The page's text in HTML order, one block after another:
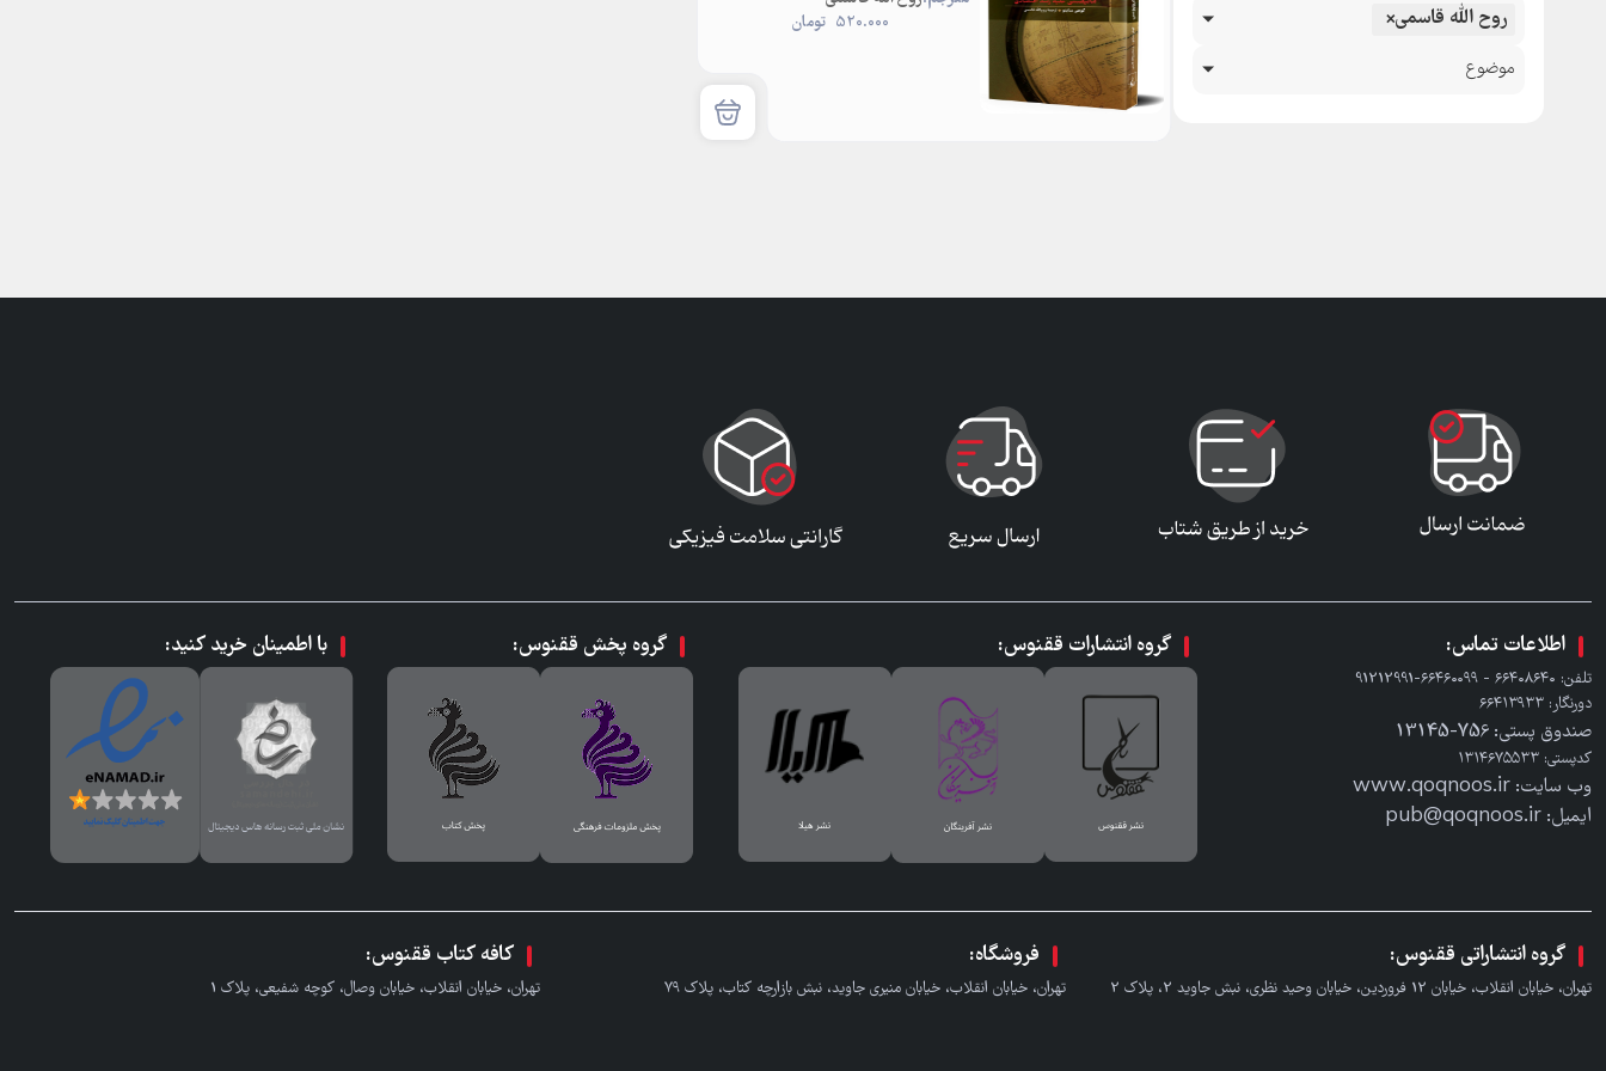
روح الله قاسمی×
موضوع
520.000 تومان
اطلاعات تماس:
تلفن: ٦٦٤٠٨٦٤٠ - ٦٦٤٦٠٠٩٩-91212991
دورنگار: ٦٦٤١٣٩٣٣
صندوق پستی: 756-13145
کدپستی: ۱۳۱۴۶۷۵۵۳۳
وب سایت: www.qoqnoos.ir
ایمیل: pub@qoqnoos.ir
گروه انتشارات ققنوس: گروه پخش ققنوس: با اطمینان خرید کنید:
گروه انتشاراتی ققنوس:
تهران، خیابان انقلاب، خیابان 12 فروردین، خیابان وحید نظری، نبش جاوید 2، پلاک 2
فروشگاه:
تهران، خیابان انقلاب، خیابان منیری جاوید، نبش بازارچه کتاب، پلاک ٧٩
کافه کتاب ققنوس:
تهران، خیابان انقلاب، خیابان وصال، کوچه شفیعی، پلاک 1